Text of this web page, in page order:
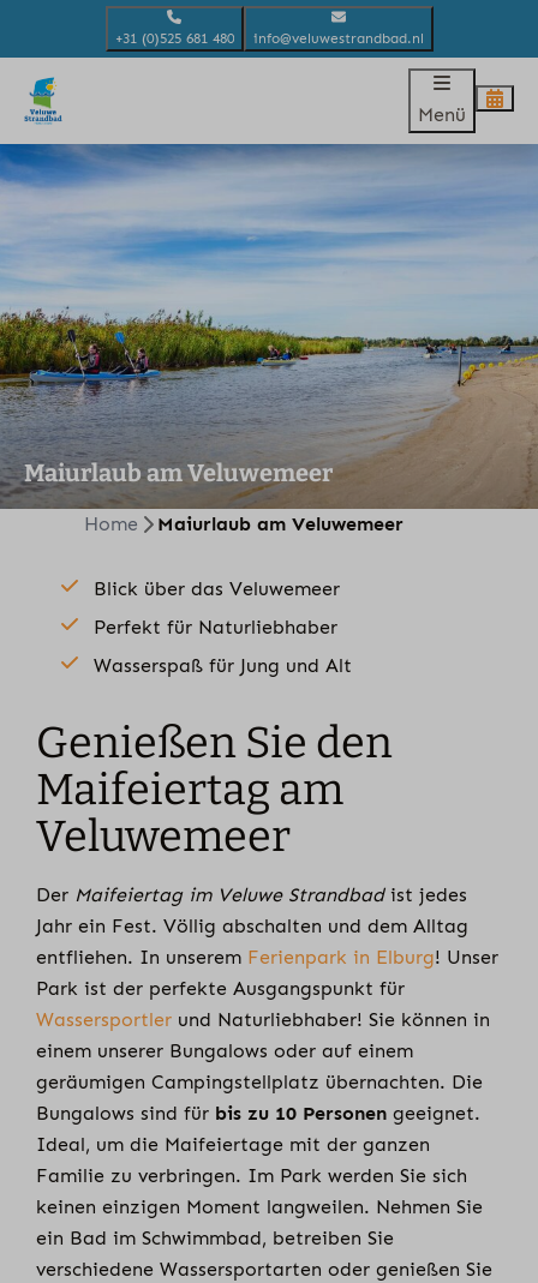
+31 (0)525 681 480 info@veluwestrandbad.nl
Menü
Maiurlaub am Veluwemeer
Home Maiurlaub am Veluwemeer
Blick über das Veluwemeer
Perfekt für Naturliebhaber
Wasserspaß für Jung und Alt
Genießen Sie den
Maifeiertag am
Veluwemeer
Der Maifeiertag im Veluwe Strandbadist jedes
Jahr ein Fest. Völlig abschalten und dem Alltag
entfliehen. In unserem Ferienpark in Elburg! Unser
Park ist der perfekte Ausgangspunkt für
Wassersportler und Naturliebhaber! Sie können in
einem unserer Bungalows oder auf einem
geräumigen Campingstellplatz übernachten. Die
Bungalows sind für bis zu 10 Personen geeignet.
Ideal, um die Maifeiertage mit der ganzen
Familie zu verbringen. Im Park werden Sie sich
keinen einzigen Moment langweilen. Nehmen Sie
ein Bad im Schwimmbad, betreiben Sie
verschiedene Wassersportarten oder genießen Sie